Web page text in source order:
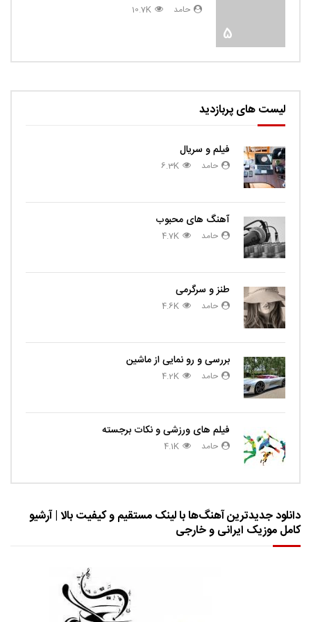
5
حامد 10.7K
لیست های پربازدید
فیلم و سریال
حامد 6.3K
آهنگ های محبوب
حامد 4.7K
طنز و سرگرمی
حامد 4.6K
بررسی و رو نمایی از ماشین
حامد 4.2K
فیلم های ورزشی و نکات برجسته
حامد 4.1K
دانلود جدیدترین آهنگ‌ها با لینک مستقیم و کیفیت بالا | آرشیو
کامل موزیک ایرانی و خارجی